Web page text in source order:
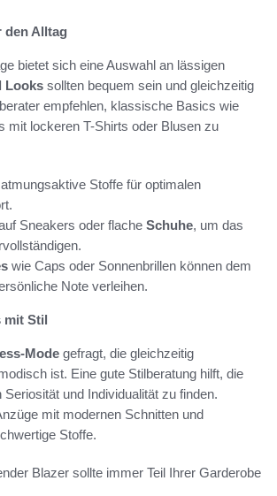
den Alltag
bietet sich eine Auswahl an lässigen
Looks sollten bequem sein und gleichzeitig
empfehlen, klassische Basics wie
mit lockeren T-Shirts oder Blusen zu
Stoffe für optimalen
Sneakers oder flache Schuhe, um das
wie Caps oder Sonnenbrillen können dem
Note verleihen.
mit Stil
Mode gefragt, die gleichzeitig
ist. Eine gute Stilberatung hilft, die
und Individualität zu finden.
mit modernen Schnitten und
Stoffe.
Blazer sollte immer Teil Ihrer Garderobe